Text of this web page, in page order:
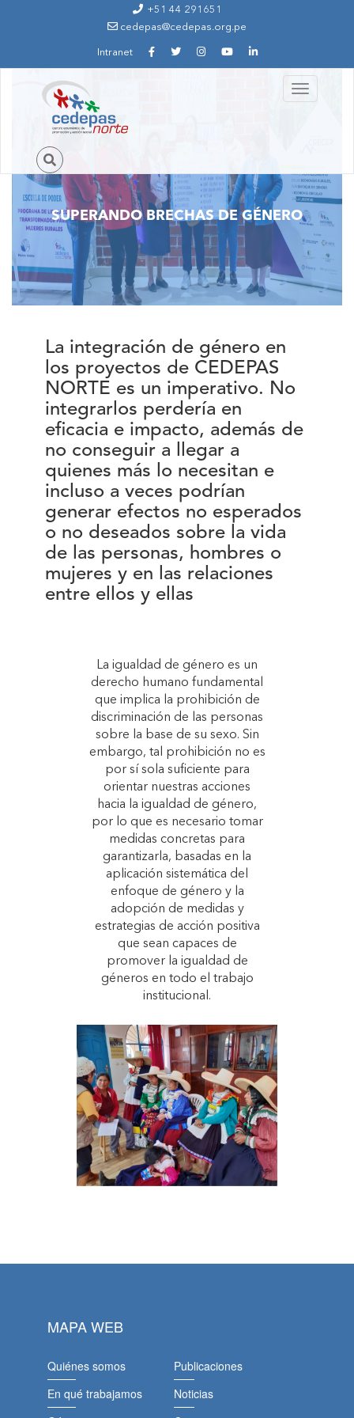
+51 44 291651
cedepas@cedepas.org.pe
Intranet
Toggle
navigation
SUPERANDO BRECHAS DE GÉNERO
La integración de género en
los proyectos de CEDEPAS
NORTE es un imperativo. No
integrarlos perdería en
eficacia e impacto, además de
no conseguir a llegar a
quienes más lo necesitan e
incluso a veces podrían
generar efectos no esperados
o no deseados sobre la vida
de las personas, hombres o
mujeres y en las relaciones
entre ellos y ellas
La igualdad de género es un
derecho humano fundamental
que implica la prohibición de
discriminación de las personas
sobre la base de su sexo. Sin
embargo, tal prohibición no es
por sí sola suficiente para
orientar nuestras acciones
hacia la igualdad de género,
por lo que es necesario tomar
medidas concretas para
garantizarla, basadas en la
aplicación sistemática del
enfoque de género y la
adopción de medidas y
estrategias de acción positiva
que sean capaces de
promover la igualdad de
géneros en todo el trabajo
institucional.
MAPA WEB
Quiénes somos
En qué trabajamos
Publicaciones
Noticias